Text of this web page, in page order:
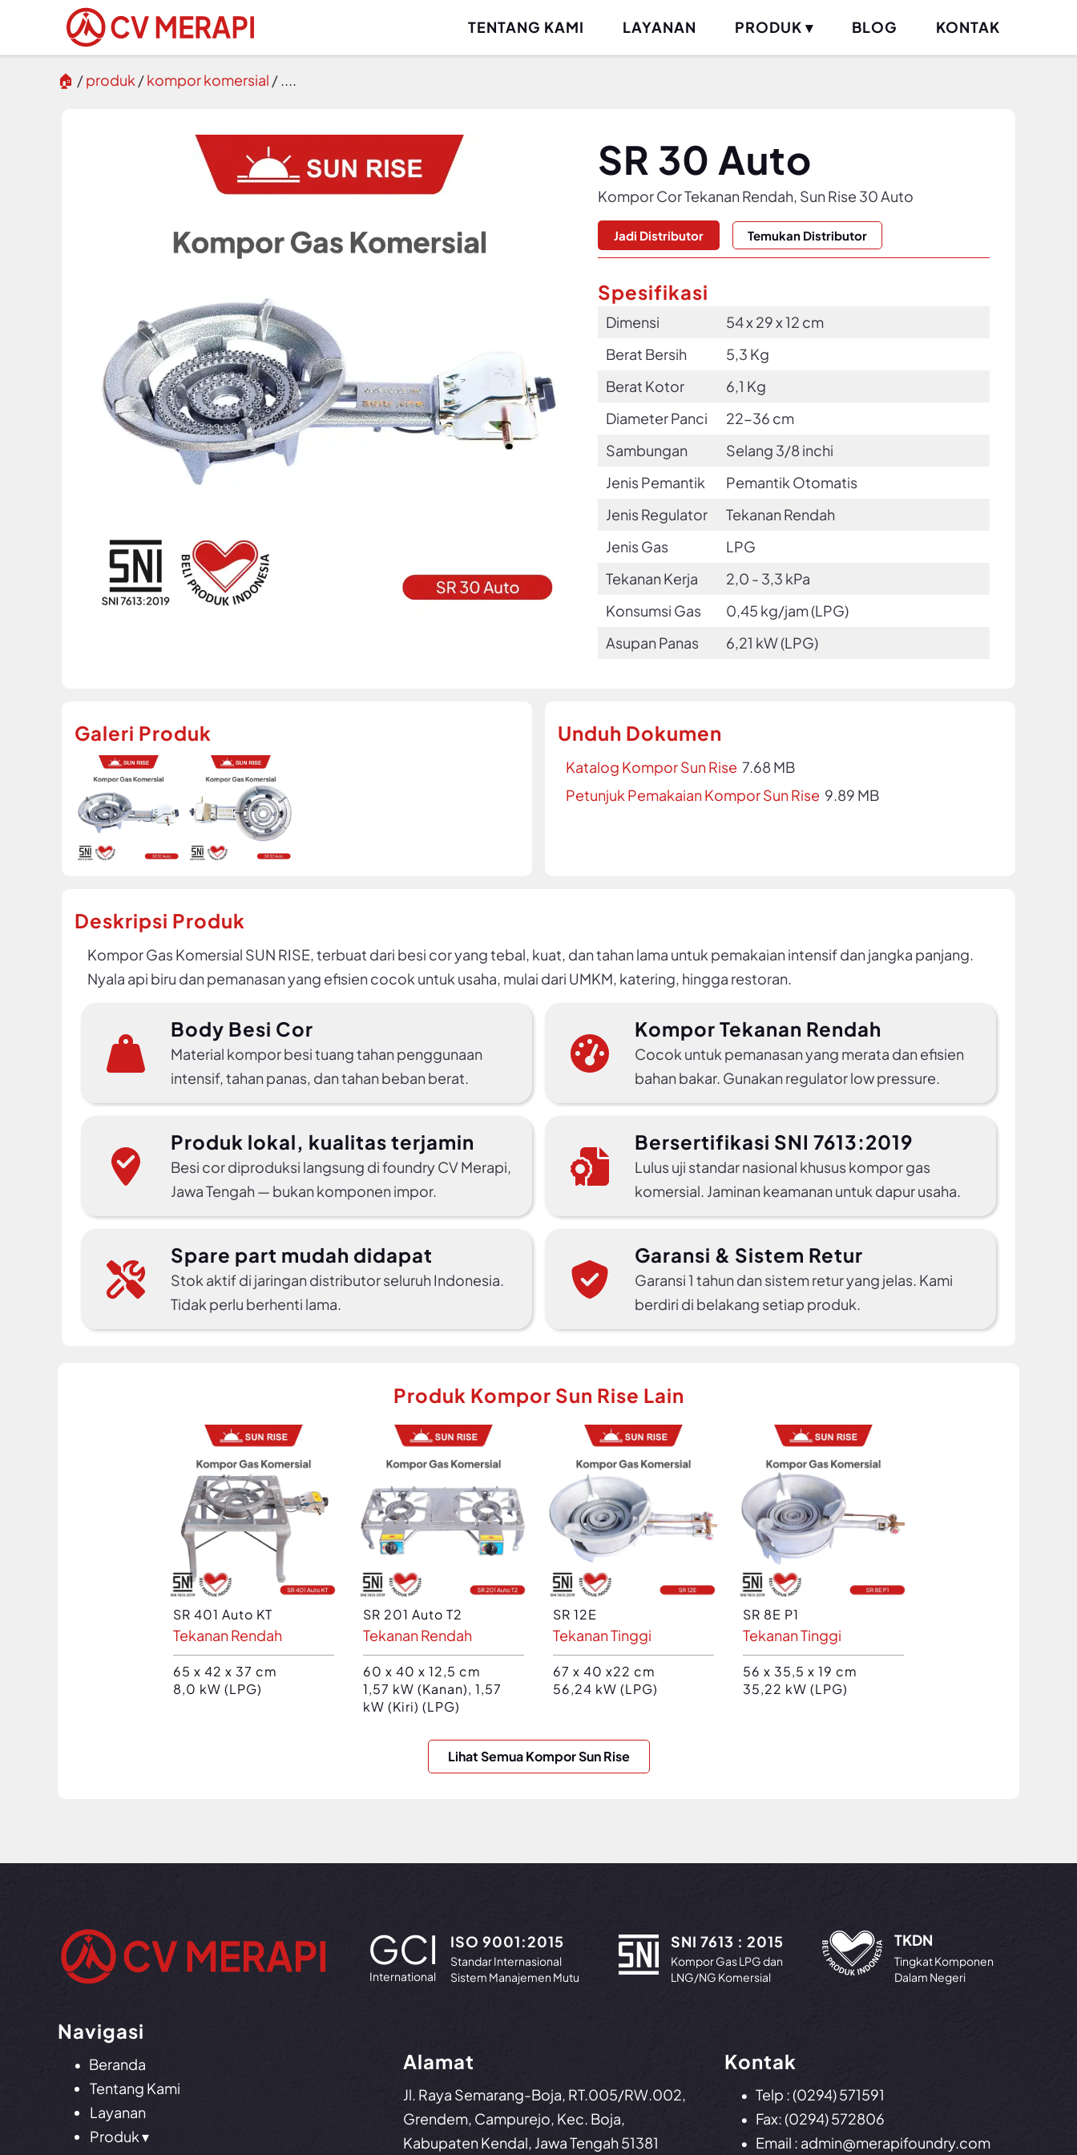
TENTANG KAMI LAYANAN PRODUK ▾ BLOG KONTAK
🏠︎ /produk /kompor komersial / ....
SR 30 Auto
Kompor Cor Tekanan Rendah, Sun Rise 30 Auto
Jadi Distributor Temukan Distributor
Spesifikasi
Dimensi
54 x 29 x 12 cm
Berat Bersih
5,3 Kg
Berat Kotor
6,1 Kg
Diameter Panci
22-36 cm
Sambungan
Selang 3/8 inchi
Jenis Pemantik
Pemantik Otomatis
Jenis Regulator
Tekanan Rendah
Jenis Gas
LPG
Tekanan Kerja
2,0 - 3,3 kPa
Konsumsi Gas
0,45 kg/jam (LPG)
Asupan Panas
6,21 kW (LPG)
Galeri Produk Unduh Dokumen
Katalog Kompor Sun Rise 7.68 MB
Petunjuk Pemakaian Kompor Sun Rise 9.89 MB
Deskripsi Produk
Kompor Gas Komersial SUN RISE, terbuat dari besi cor yang tebal, kuat, dan tahan lama untuk pemakaian intensif dan jangka panjang.
Nyala api biru dan pemanasan yang efisien cocok untuk usaha, mulai dari UMKM, katering, hingga restoran.
Body Besi Cor
Material kompor besi tuang tahan penggunaan
intensif, tahan panas, dan tahan beban berat.
Kompor Tekanan Rendah
Cocok untuk pemanasan yang merata dan efisien
bahan bakar. Gunakan regulator low pressure.
Produk lokal, kualitas terjamin
Besi cor diproduksi langsung di foundry CV Merapi,
Jawa Tengah — bukan komponen impor.
Bersertifikasi SNI 7613:2019
Lulus uji standar nasional khusus kompor gas
komersial. Jaminan keamanan untuk dapur usaha.
Spare part mudah didapat
Stok aktif di jaringan distributor seluruh Indonesia.
Tidak perlu berhenti lama.
Garansi & Sistem Retur
Garansi 1 tahun dan sistem retur yang jelas. Kami
berdiri di belakang setiap produk.
Produk Kompor Sun Rise Lain
SR 401 Auto KT
Tekanan Rendah
65 x 42 x 37 cm
8,0 kW (LPG)
SR 201 Auto T2
Tekanan Rendah
60 x 40 x 12,5 cm
1,57 kW (Kanan), 1,57
kW (Kiri) (LPG)
SR 12E
Tekanan Tinggi
67 x 40 x22 cm
56,24 kW (LPG)
SR 8E P1
Tekanan Tinggi
56 x 35,5 x 19 cm
35,22 kW (LPG)
Lihat Semua Kompor Sun Rise
GCI
International
ISO 9001:2015
Standar Internasional
Sistem Manajemen Mutu
SNI 7613 : 2015
Kompor Gas LPG dan
LNG/NG Komersial
TKDN
Tingkat Komponen
Dalam Negeri
Navigasi
• Beranda
Tentang Kami
Layanan
Produk ▾
Alamat
Jl. Raya Semarang-Boja, RT.005/RW.002,
Grendem, Campurejo, Kec. Boja,
Kabupaten Kendal, Jawa Tengah 51381
Kontak
• Telp : (0294) 571591
• Fax: (0294) 572806
• Email : admin@merapifoundry.com